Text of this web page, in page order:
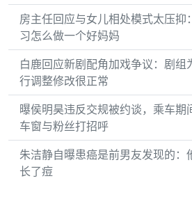
房主任回应与女儿相处模式太压抑
习怎么做一个好妈妈
白鹿回应新剧配角加戏争议：剧组
行调整修改很正常
曝侯明昊违反交规被约谈，乘车期
车窗与粉丝打招呼
朱洁静自曝患癌是前男友发现的：
长了痘